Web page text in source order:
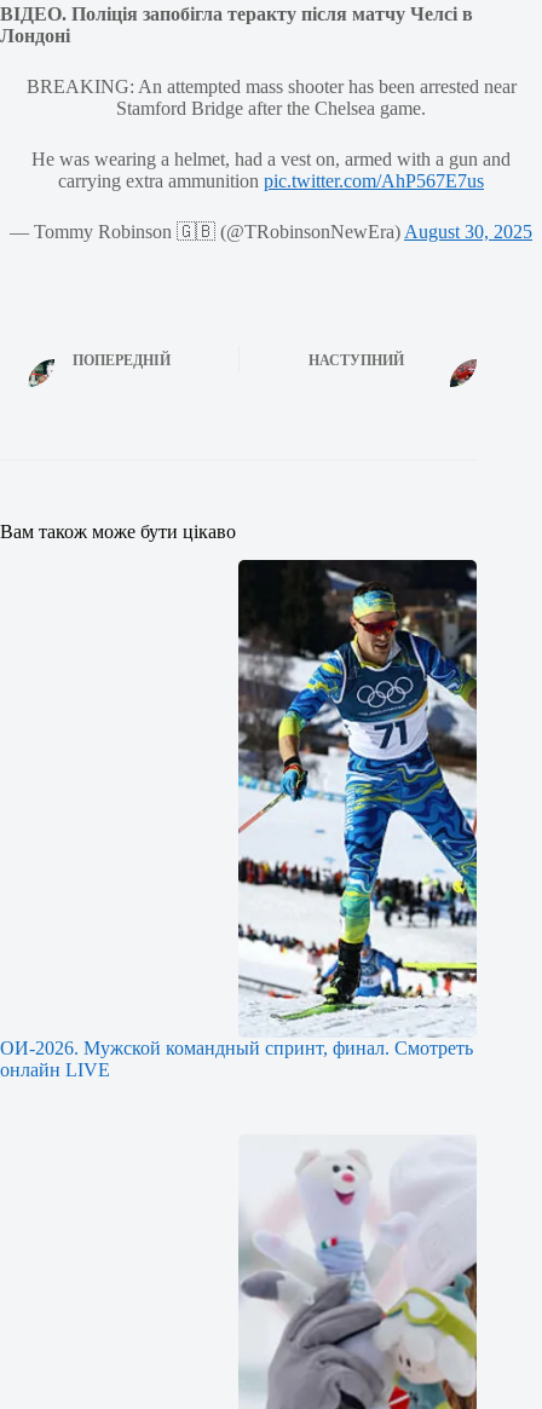
ВІДЕО. Поліція запобігла теракту після матчу Челсі в
Лондоні
BREAKING: An attempted mass shooter has been arrested near
Stamford Bridge after the Chelsea game.
He was wearing a helmet, had a vest on, armed with a gun and
carrying extra ammunition pic.twitter.com/AhP567E7us
— Tommy Robinson 🇬🇧 (@TRobinsonNewEra) August 30, 2025
ПОПЕРЕДНІЙ НАСТУПНИЙ
Вам також може бути цікаво
ОИ-2026. Мужской командный спринт, финал. Смотреть
онлайн LIVE